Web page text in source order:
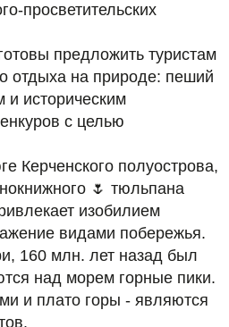
просветительских
предложить туристам
отдыха на природе: пеший
и историческим
с целью
Керченского полуострова,
🌷 тюльпана
изобилием
видами побережья.
160 млн. лет назад был
над морем горные пики.
и плато горы - являются